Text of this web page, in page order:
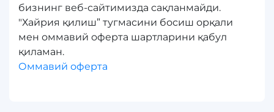
бизнинг веб-сайтимизда сақланмайди.
"Хайрия қилиш” тугмасини босиш орқали
мен оммавий оферта шартларини қабул
қиламан.
Оммавий оферта